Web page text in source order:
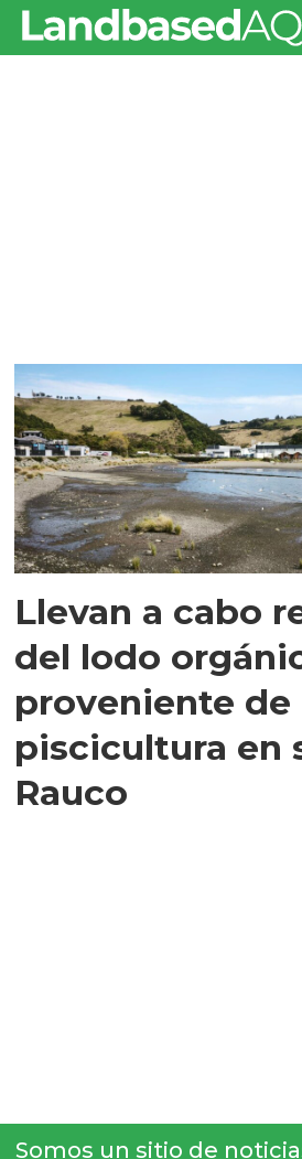
Llevan a cabo
del lodo
proveniente de
piscicultura en
Rauco
Somos un sitio de